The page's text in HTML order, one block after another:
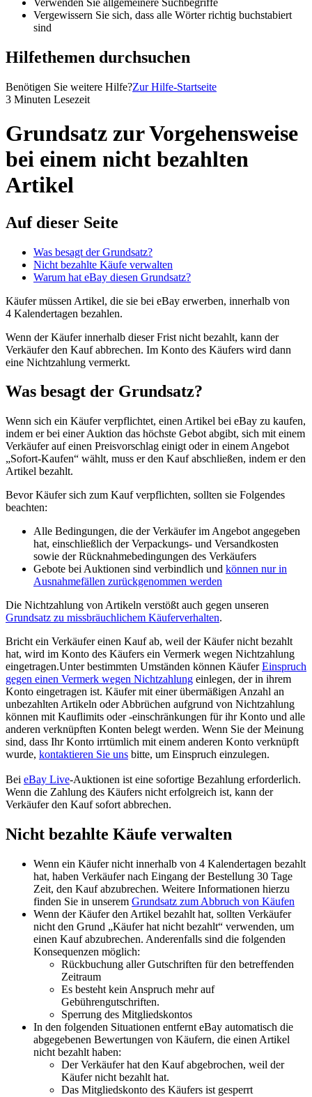
Verwenden Sie allgemeinere Suchbegriffe
Vergewissern Sie sich, dass alle Wörter richtig buchstabiert
sind
Hilfethemen durchsuchen
Benötigen Sie weitere Hilfe?Zur Hilfe-Startseite
3 Minuten Lesezeit
Grundsatz zur Vorgehensweise
bei einem nicht bezahlten
Artikel
Auf dieser Seite
Was besagt der Grundsatz?
Nicht bezahlte Käufe verwalten
Warum hat eBay diesen Grundsatz?
Käufer müssen Artikel, die sie bei eBay erwerben, innerhalb von
4 Kalendertagen bezahlen.
Wenn der Käufer innerhalb dieser Frist nicht bezahlt, kann der
Verkäufer den Kauf abbrechen. Im Konto des Käufers wird dann
eine Nichtzahlung vermerkt.
Was besagt der Grundsatz?
Wenn sich ein Käufer verpflichtet, einen Artikel bei eBay zu kaufen,
indem er bei einer Auktion das höchste Gebot abgibt, sich mit einem
Verkäufer auf einen Preisvorschlag einigt oder in einem Angebot
„Sofort-Kaufen“ wählt, muss er den Kauf abschließen, indem er den
Artikel bezahlt.
Bevor Käufer sich zum Kauf verpflichten, sollten sie Folgendes
beachten:
Alle Bedingungen, die der Verkäufer im Angebot angegeben
hat, einschließlich der Verpackungs- und Versandkosten
sowie der Rücknahmebedingungen des Verkäufers
Gebote bei Auktionen sind verbindlich und können nur in
Ausnahmefällen zurückgenommen werden
Die Nichtzahlung von Artikeln verstößt auch gegen unseren
Grundsatz zu missbräuchlichem Käuferverhalten.
Bricht ein Verkäufer einen Kauf ab, weil der Käufer nicht bezahlt
hat, wird im Konto des Käufers ein Vermerk wegen Nichtzahlung
eingetragen.Unter bestimmten Umständen können KäuferEinspruch
gegen einen Vermerk wegen Nichtzahlung einlegen, der in ihrem
Konto eingetragen ist. Käufer mit einer übermäßigen Anzahl an
unbezahlten Artikeln oder Abbrüchen aufgrund von Nichtzahlung
können mit Kauflimits oder -einschränkungen für ihr Konto und alle
anderen verknüpften Konten belegt werden. Wenn Sie der Meinung
sind, dass Ihr Konto irrtümlich mit einem anderen Konto verknüpft
wurde, kontaktieren Sie uns bitte, um Einspruch einzulegen.
Bei eBay Live-Auktionen ist eine sofortige Bezahlung erforderlich.
Wenn die Zahlung des Käufers nicht erfolgreich ist, kann der
Verkäufer den Kauf sofort abbrechen.
Nicht bezahlte Käufe verwalten
Wenn ein Käufer nicht innerhalb von 4 Kalendertagen bezahlt
hat, haben Verkäufer nach Eingang der Bestellung 30 Tage
Zeit, den Kauf abzubrechen. Weitere Informationen hierzu
finden Sie in unserem Grundsatz zum Abbruch von Käufen
Wenn der Käufer den Artikel bezahlt hat, sollten Verkäufer
nicht den Grund „Käufer hat nicht bezahlt“ verwenden, um
einen Kauf abzubrechen. Anderenfalls sind die folgenden
Konsequenzen möglich:
Rückbuchung aller Gutschriften für den betreffenden
Zeitraum
Es besteht kein Anspruch mehr auf
Gebührengutschriften.
Sperrung des Mitgliedskontos
In den folgenden Situationen entfernt eBay automatisch die
abgegebenen Bewertungen von Käufern, die einen Artikel
nicht bezahlt haben:
Der Verkäufer hat den Kauf abgebrochen, weil der
Käufer nicht bezahlt hat.
Das Mitgliedskonto des Käufers ist gesperrt